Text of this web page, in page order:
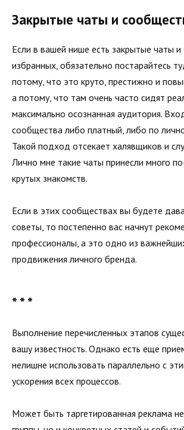
Закрытые чаты и
Если в вашей нише есть закрытые чаты
из­бранных, обязательно постарайтесь
потому, что это круто, престижно и
а потому, что там очень часто сидят
максимально осознанная аудитория.
сообщества либо плат­ный, либо по
Такой подход отсекает халявщиков и
Лично мне такие чаты принесли много
крутых знакомств.
Если в этих сообществах вы будете
советы, то постепенно вас начнут
профессионалы, а это одно из
продвижения личного бренда.
* * *
Выполнение перечисленных этапов
вашу известность. Однако есть еще
нелишне использовать параллельно с
ускорения всех процессов.
Может быть таргетированная реклама